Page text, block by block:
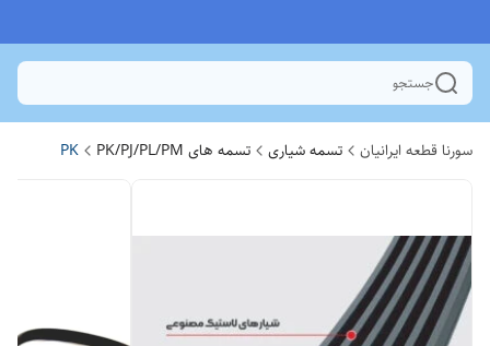
جستجو
سورنا قطعه ایرانیان تسمه شیاری تسمه های PK/PJ/PL/PM PK